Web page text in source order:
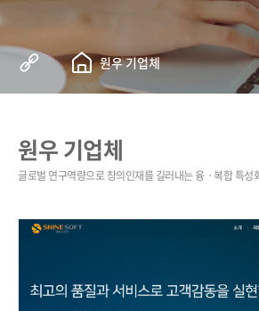
원우 기업체
원우 기업체